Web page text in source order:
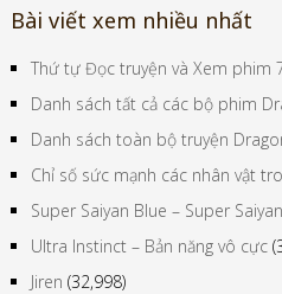
Bài viết xem nhiều nhất
Thứ tự Đọc truyện và Xem phim
Danh sách tất cả các bộ phim
Danh sách toàn bộ truyện
Chỉ số sức mạnh các nhân vật
Super Saiyan Blue – Super
Ultra Instinct – Bản năng vô cực
Jiren (32,998)